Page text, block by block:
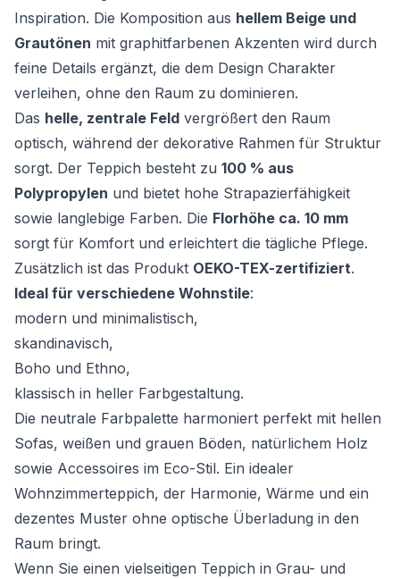
Inspiration. Die Komposition aus hellem Beige und
Grautönen mit graphitfarbenen Akzenten wird durch
feine Details ergänzt, die dem Design Charakter
verleihen, ohne den Raum zu dominieren.
Das helle, zentrale Feld vergrößert den Raum
optisch, während der dekorative Rahmen für Struktur
sorgt. Der Teppich besteht zu 100 % aus
Polypropylen und bietet hohe Strapazierfähigkeit
sowie langlebige Farben. Die Florhöhe ca. 10 mm
sorgt für Komfort und erleichtert die tägliche Pflege.
Zusätzlich ist das Produkt OEKO-TEX-zertifiziert.
Ideal für verschiedene Wohnstile:
modern und minimalistisch,
skandinavisch,
Boho und Ethno,
klassisch in heller Farbgestaltung.
Die neutrale Farbpalette harmoniert perfekt mit hellen
Sofas, weißen und grauen Böden, natürlichem Holz
sowie Accessoires im Eco-Stil. Ein idealer
Wohnzimmerteppich, der Harmonie, Wärme und ein
dezentes Muster ohne optische Überladung in den
Raum bringt.
Wenn Sie einen vielseitigen Teppich in Grau- und